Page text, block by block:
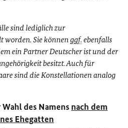
sind lediglich zur
worden. Sie könnenggf. ebenfalls
ein Partner Deutscher ist und der
besitzt. Auch für
sind die Konstellationen analog
des Namens nach dem
Ehegatten